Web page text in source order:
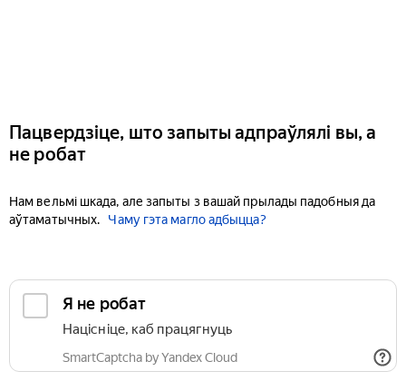
Пацвердзіце, што запыты адпраўлялі вы, а
не робат
Нам вельмі шкада, але запыты з вашай прылады падобныя да
аўтаматычных.
Чаму гэта магло адбыцца?
Я не робат
Націсніце, каб працягнуць
SmartCaptcha by Yandex Cloud